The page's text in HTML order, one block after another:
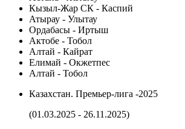
Кызыл-Жар СК - Каспий
Атырау - Улытау
Ордабасы - Иртыш
Актобе - Тобол
Алтай - Кайрат
Елимай - Окжетпес
Алтай - Тобол
Казахстан. Премьер-лига -2025
(01.03.2025 - 26.11.2025)